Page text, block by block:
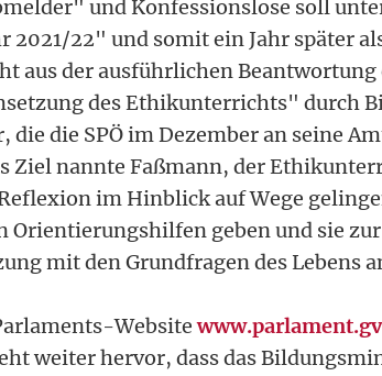
und Konfessionslose soll
2021/22" und somit ein Jahr später
aus der ausführlichen
des Ethikunterrichts" durch
die die SPÖ im Dezember an seine
Ziel nannte Faßmann, der
im Hinblick auf Wege
Orientierungshilfen geben und sie
mit den Grundfragen des Lebens
Website
weiter hervor, dass das